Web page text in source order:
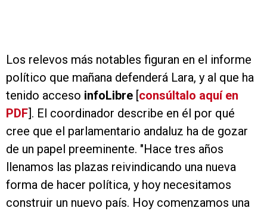
Los relevos más notables figuran en el informe
político que mañana defenderá Lara, y al que ha
tenido acceso infoLibre [consúltalo aquí en
PDF]. El coordinador describe en él por qué
cree que el parlamentario andaluz ha de gozar
de un papel preeminente. "Hace tres años
llenamos las plazas reivindicando una nueva
forma de hacer política, y hoy necesitamos
construir un nuevo país. Hoy comenzamos una